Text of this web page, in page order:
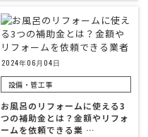
2024年06月04日
設備・管工事
お風呂のリフォームに使える3
つの補助金とは？金額やリフォ
ームを依頼できる業 …